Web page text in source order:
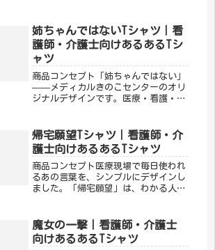
プレゼントにもぴったりです。「メデ
ィカルきのこセンター」が手がけるこ
の...
姉ちゃんではないTシャツ｜看
護師・介護士向けあるあるTシ
ャツ
商品コンセプト「姉ちゃんではない」
——メディカルきのこセンターのオリ
ジナルデザインです。医療・看護・介
はもちろん、プレゼントにもぴったり
です。「メディカルきのこセンター」
が...
帰宅願望Tシャツ｜看護師・介
護士向けあるあるTシャツ
商品コンセプト医療現場で毎日使われ
るあの言葉を、シンプルにデザインし
ました。「帰宅願望」は、わかる人に
着をさりげなく表現できます。「メデ
ィカルきのこセンター」が手がけるこ
の...
魔女の一撃｜看護師・介護士
向けあるあるTシャツ